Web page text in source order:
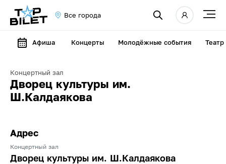
Все города
Афиша Концерты Молодёжные события Театр
Концертный зал
Дворец культуры им.
Ш.Калдаякова
Адрес
Концертный зал
Дворец культуры им. Ш.Калдаякова